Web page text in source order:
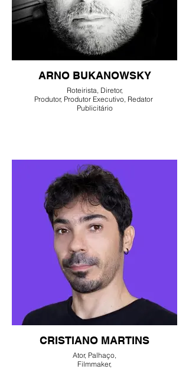
ARNO BUKANOWSKY
Roteirista, Diretor,
Produtor, Produtor Executivo, Redator
Publicitário
CRISTIANO MARTINS
Ator, Palhaço,
Filmmaker,